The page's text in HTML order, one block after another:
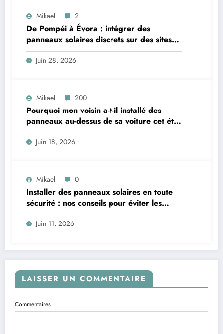
Mikael 2
De Pompéi à Évora : intégrer des
panneaux solaires discrets sur des sites
classés au patrimoine
Juin 28, 2026
Mikael 200
Pourquoi mon voisin a-t-il installé des
panneaux au-dessus de sa voiture cet été
? Un mystère à éclaircir !
Juin 18, 2026
Mikael 0
Installer des panneaux solaires en toute
sécurité : nos conseils pour éviter les
pièges
Juin 11, 2026
LAISSER UN COMMENTAIRE
Commentaires